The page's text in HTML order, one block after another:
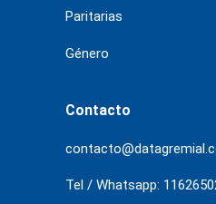
Paritarias
Género
Contacto
Tel / Whatsapp: